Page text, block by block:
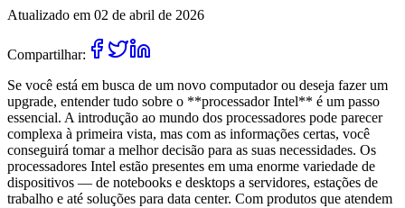
Atualizado em 02 de abril de 2026
Compartilhar:
Se você está em busca de um novo computador ou deseja fazer um
upgrade, entender tudo sobre o **processador Intel** é um passo
essencial. A introdução ao mundo dos processadores pode parecer
complexa à primeira vista, mas com as informações certas, você
conseguirá tomar a melhor decisão para as suas necessidades. Os
processadores Intel estão presentes em uma enorme variedade de
dispositivos — de notebooks e desktops a servidores, estações de
trabalho e até soluções para data center. Com produtos que atendem